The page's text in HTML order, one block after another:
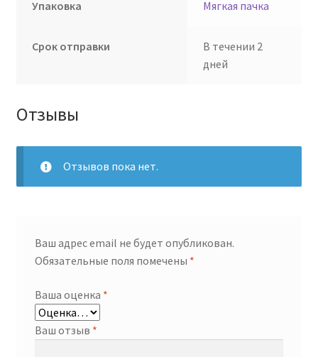
Упаковка Мягкая пачка
Срок отправки
В течении 2
дней
Отзывы
Отзывов пока нет.
Ваш адрес email не будет опубликован.
Обязательные поля помечены *
Ваша оценка *
Ваш отзыв *